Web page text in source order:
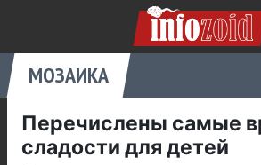
МОЗАИКА
Перечислены самые
сладости для детей